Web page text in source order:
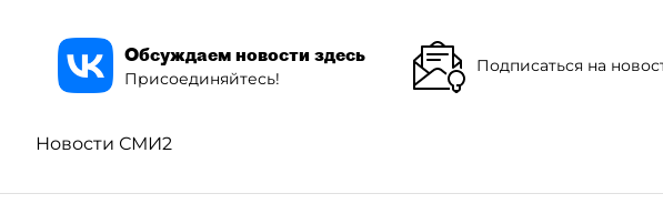
Обсуждаем новости здесь
Присоединяйтесь!
Подписаться на
Новости СМИ2